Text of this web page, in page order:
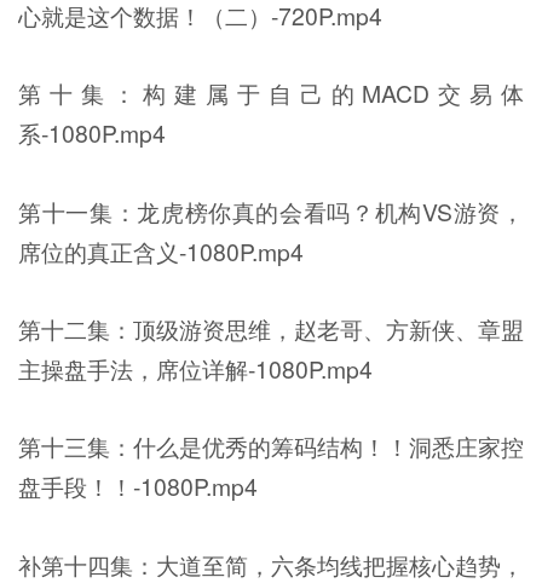
心就是这个数据！（二）-720P.mp4
第十集：构建属于自己的MACD交易体
系-1080P.mp4
第十一集：龙虎榜你真的会看吗？机构VS游资，
席位的真正含义-1080P.mp4
第十二集：顶级游资思维，赵老哥、方新侠、章盟
主操盘手法，席位详解-1080P.mp4
第十三集：什么是优秀的筹码结构！！洞悉庄家控
盘手段！！-1080P.mp4
补第十四集：大道至简，六条均线把握核心趋势，